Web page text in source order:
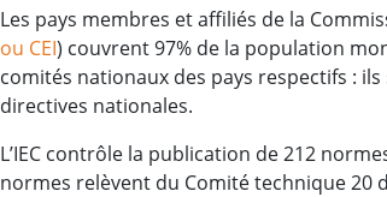
Les pays membres et affiliés de la
ou CEI) couvrent 97% de la population
comités nationaux des pays respectifs :
directives nationales.
L’IEC contrôle la publication de 212
normes relèvent du Comité technique 20